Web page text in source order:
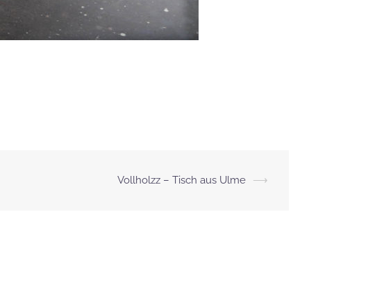
Vollholzz – Tisch aus Ulme ⟶